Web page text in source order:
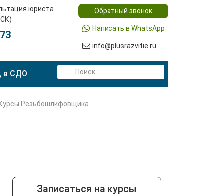
юриста
Обратный звонок
Написать в WhatsApp
info@plusrazvitie.ru
в СДО
Курсы Резьбошлифовщика
Записаться на курсы